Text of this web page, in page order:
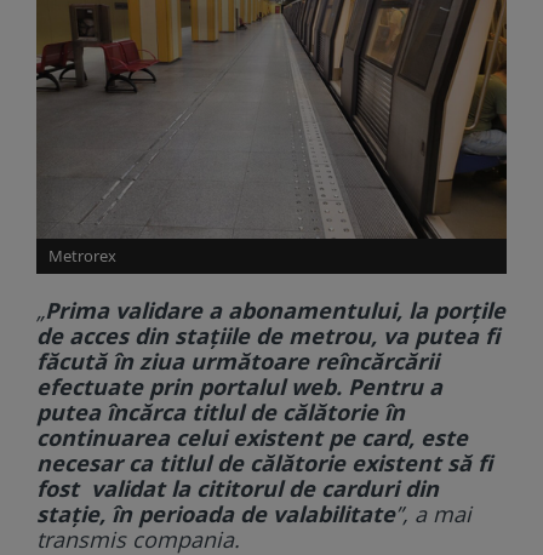
Metrorex
„Prima validare a abonamentului, la porţile
de acces din staţiile de metrou, va putea fi
făcută în ziua următoare reîncărcării
efectuate prin portalul web. Pentru a
putea încărca titlul de călătorie în
continuarea celui existent pe card, este
necesar ca titlul de călătorie existent să fi
fost validat la cititorul de carduri din
staţie, în perioada de valabilitate”, a mai
transmis compania.